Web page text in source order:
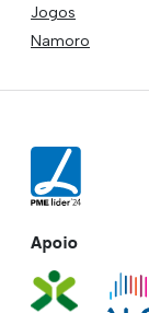
Jogos
Namoro
Apoio